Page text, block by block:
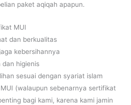
paket aqiqah apapun.
MUI
dan berkualitas
kebersihannya
dan higienis
sesuai dengan syariat islam
(walaupun sebenarnya sertifikat
bagi kami, karena kami jamin